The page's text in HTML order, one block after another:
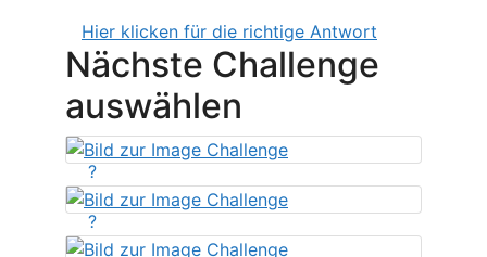
Hier klicken für die richtige Antwort
Nächste Challenge
auswählen
?
?